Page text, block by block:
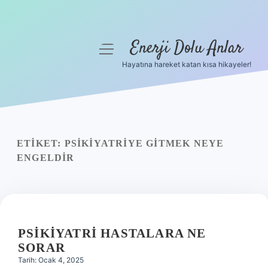
Yasal Uyarı
menüyüEnerji Dolu Anlar
Hayatına hareket katan kısa hikayeler!
ETIKET: PSIKIYATRIYE GITMEK NEYE
ENGELDIR
PSIKIYATRI HASTALARA NE
SORAR
Tarih: Ocak 4, 2025